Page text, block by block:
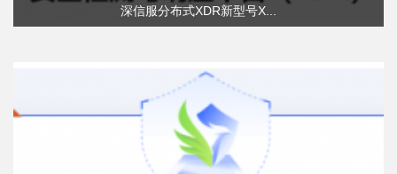
深信服分布式XDR新型号X...